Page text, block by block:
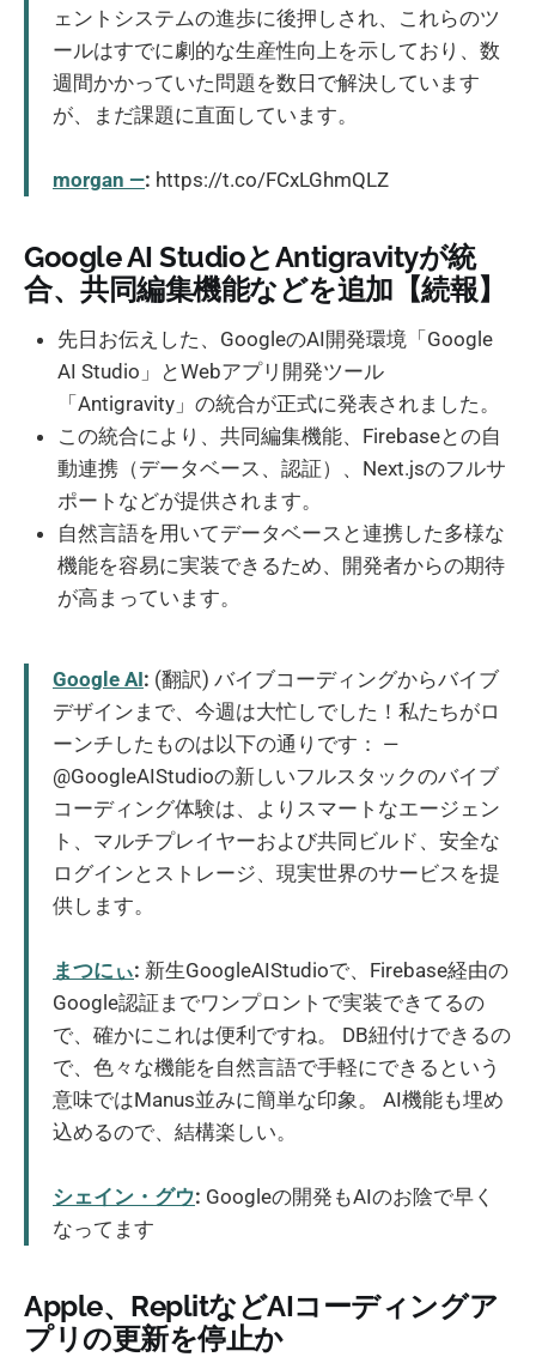
ェントシステムの進歩に後押しされ、これらのツ
ールはすでに劇的な生産性向上を示しており、数
週間かかっていた問題を数日で解決しています
が、まだ課題に直面しています。
morgan —: https://t.co/FCxLGhmQLZ
Google AI StudioとAntigravityが統
合、共同編集機能などを追加【続報】
先日お伝えした、GoogleのAI開発環境「Google
AI Studio」とWebアプリ開発ツール
「Antigravity」の統合が正式に発表されました。
この統合により、共同編集機能、Firebaseとの自
動連携（データベース、認証）、Next.jsのフルサ
ポートなどが提供されます。
自然言語を用いてデータベースと連携した多様な
機能を容易に実装できるため、開発者からの期待
が高まっています。
Google AI: (翻訳) バイブコーディングからバイブ
デザインまで、今週は大忙しでした！私たちがロ
ーンチしたものは以下の通りです： —
@GoogleAIStudioの新しいフルスタックのバイブ
コーディング体験は、よりスマートなエージェン
ト、マルチプレイヤーおよび共同ビルド、安全な
ログインとストレージ、現実世界のサービスを提
供します。
まつにぃ: 新生GoogleAIStudioで、Firebase経由の
Google認証までワンプロントで実装できてるの
で、確かにこれは便利ですね。 DB紐付けできるの
で、色々な機能を自然言語で手軽にできるという
意味ではManus並みに簡単な印象。 AI機能も埋め
込めるので、結構楽しい。
シェイン・グウ: Googleの開発もAIのお陰で早く
なってます
Apple、ReplitなどAIコーディングア
プリの更新を停止か